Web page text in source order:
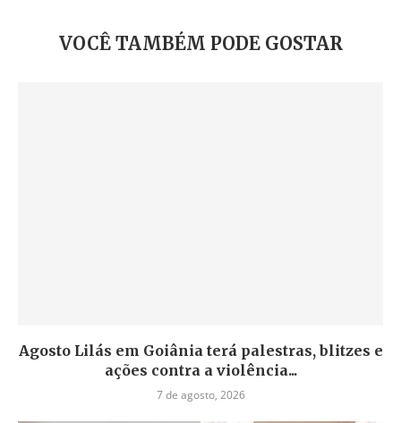
VOCÊ TAMBÉM PODE GOSTAR
Agosto Lilás em Goiânia terá palestras, blitzes e
ações contra a violência...
7 de agosto, 2026